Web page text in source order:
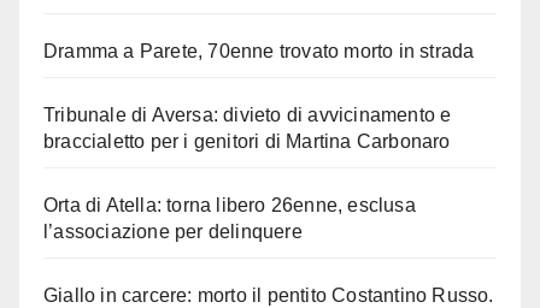
Dramma a Parete, 70enne trovato morto in strada
Tribunale di Aversa: divieto di avvicinamento e
braccialetto per i genitori di Martina Carbonaro
Orta di Atella: torna libero 26enne, esclusa
l’associazione per delinquere
Giallo in carcere: morto il pentito Costantino Russo.